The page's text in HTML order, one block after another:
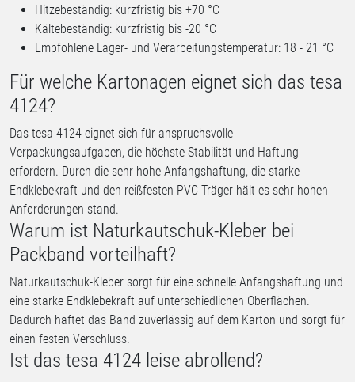
Hitzebeständig: kurzfristig bis +70 °C
Kältebeständig: kurzfristig bis -20 °C
Empfohlene Lager- und Verarbeitungstemperatur: 18 - 21 °C
Für welche Kartonagen eignet sich das tesa
4124?
Das tesa 4124 eignet sich für anspruchsvolle
Verpackungsaufgaben, die höchste Stabilität und Haftung
erfordern. Durch die sehr hohe Anfangshaftung, die starke
Endklebekraft und den reißfesten PVC-Träger hält es sehr hohen
Anforderungen stand.
Warum ist Naturkautschuk-Kleber bei
Packband vorteilhaft?
Naturkautschuk-Kleber sorgt für eine schnelle Anfangshaftung und
eine starke Endklebekraft auf unterschiedlichen Oberflächen.
Dadurch haftet das Band zuverlässig auf dem Karton und sorgt für
einen festen Verschluss.
Ist das tesa 4124 leise abrollend?